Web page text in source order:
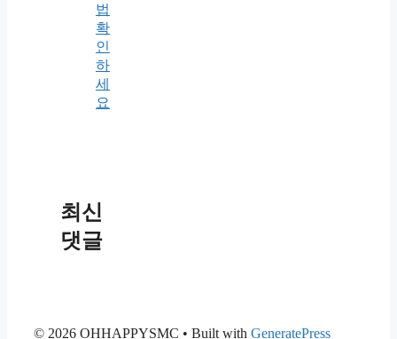
법
확
인
하
세
요
최신
댓글
© 2026 OHHAPPYSMC • Built with GeneratePress